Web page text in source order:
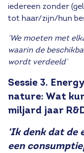
iedereen zonder
tot haar/zijn/hun
‘We moeten met
waarin de
wordt verdeeld’
Sessie 3.
nature: Wat
miljard jaar
‘Ik denk dat
een